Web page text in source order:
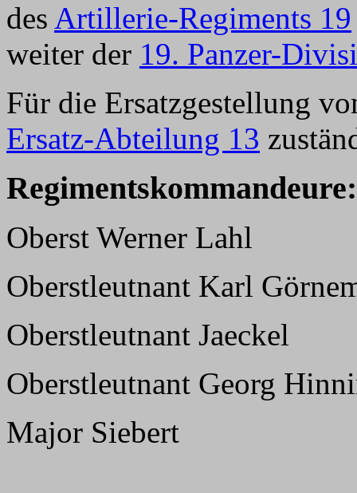
des Artillerie-Regiments 19
weiter der 19. Panzer-
Für die Ersatzgestellung
Ersatz-Abteilung 13
Regimentskommandeure:
Oberst Werner Lahl
Oberstleutnant Karl
Oberstleutnant Jaeckel
Oberstleutnant Georg
Major Siebert